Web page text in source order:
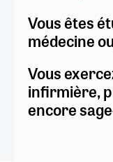
Vous êtes
médecine
Vous
infirmière,
encore